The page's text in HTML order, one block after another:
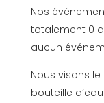
Nos
totalement 0
aucun
Nous visons
bouteille